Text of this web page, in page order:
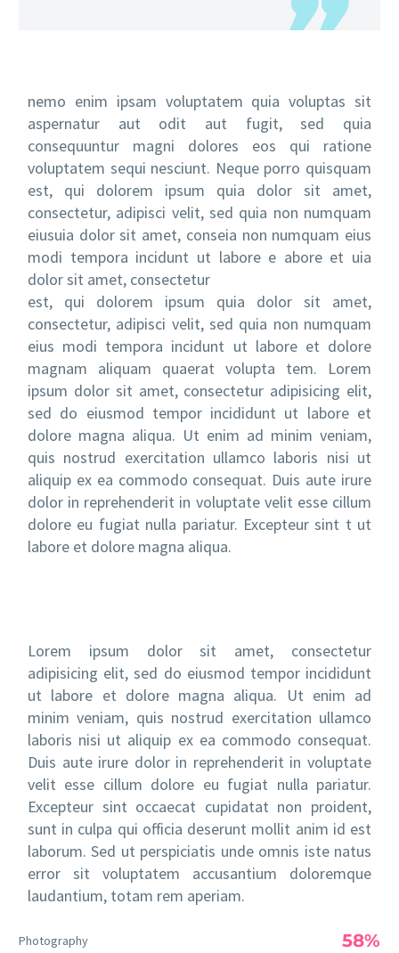
nemo enim ipsam voluptatem quia voluptas sit
aspernatur aut odit aut fugit, sed quia
consequuntur magni dolores eos qui ratione
voluptatem sequi nesciunt. Neque porro quisquam
est, qui dolorem ipsum quia dolor sit amet,
consectetur, adipisci velit, sed quia non numquam
eiusuia dolor sit amet, conseia non numquam eius
modi tempora incidunt ut labore e abore et uia
dolor sit amet, consectetur
est, qui dolorem ipsum quia dolor sit amet,
consectetur, adipisci velit, sed quia non numquam
eius modi tempora incidunt ut labore et dolore
magnam aliquam quaerat volupta tem. Lorem
ipsum dolor sit amet, consectetur adipisicing elit,
sed do eiusmod tempor incididunt ut labore et
dolore magna aliqua. Ut enim ad minim veniam,
quis nostrud exercitation ullamco laboris nisi ut
aliquip ex ea commodo consequat. Duis aute irure
dolor in reprehenderit in voluptate velit esse cillum
dolore eu fugiat nulla pariatur. Excepteur sint t ut
labore et dolore magna aliqua.
Lorem ipsum dolor sit amet, consectetur
adipisicing elit, sed do eiusmod tempor incididunt
ut labore et dolore magna aliqua. Ut enim ad
minim veniam, quis nostrud exercitation ullamco
laboris nisi ut aliquip ex ea commodo consequat.
Duis aute irure dolor in reprehenderit in voluptate
velit esse cillum dolore eu fugiat nulla pariatur.
Excepteur sint occaecat cupidatat non proident,
sunt in culpa qui officia deserunt mollit anim id est
laborum. Sed ut perspiciatis unde omnis iste natus
error sit voluptatem accusantium doloremque
laudantium, totam rem aperiam.
Photography 58%